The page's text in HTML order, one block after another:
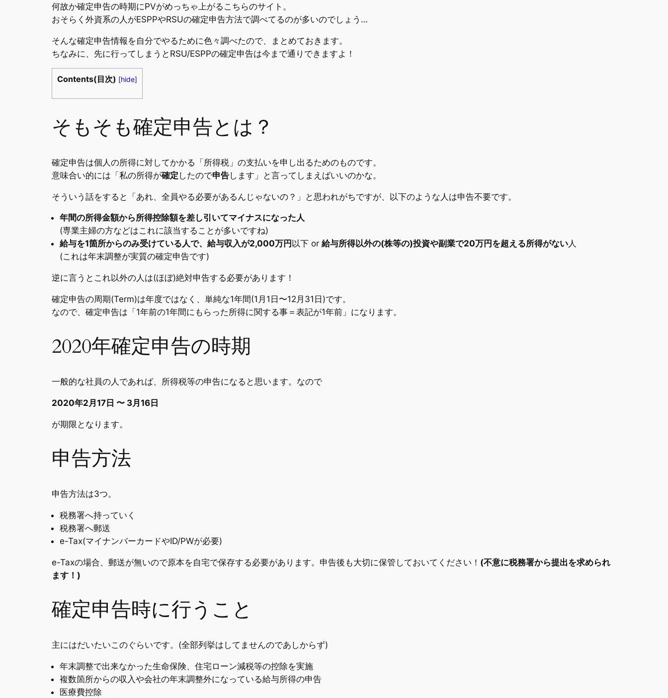
何故か確定申告の時期にPVがめっちゃ上がるこちらのサイト。
おそらく外資系の人がESPPやRSUの確定申告方法で調べてるのが多いのでしょう…
そんな確定申告情報を自分でやるために色々調べたので、まとめておきます。
ちなみに、先に行ってしまうとRSU/ESPPの確定申告は今まで通りできますよ！
Contents(目次) [hide]
そもそも確定申告とは？
確定申告は個人の所得に対してかかる「所得税」の支払いを申し出るためのものです。
意味合い的には「私の所得が確定 したので申告します」と言ってしまえばいいのかな。
そういう話をすると「あれ、全員やる必要があるんじゃないの？」と思われがちですが、以下のような人は申告不要です。
年間の所得金額から所得控除額を差し引いてマイナスになった人
(専業主婦の方などはこれに該当することが多いですね)
給与を1箇所からのみ受けている人で、給与収入が2,000万円 以下 or 給与所得以外の(株等の)投資や副業で20万円を超える所得がない人
(これは年末調整が実質の確定申告です)
逆に言うとこれ以外の人は(ほぼ)絶対申告する必要があります！
確定申告の周期(Term)は年度ではなく、単純な1年間(1月1日〜12月31日)です。
なので、確定申告は「1年前の1年間にもらった所得に関する事＝表記が1年前」になります。
2020年確定申告の時期
一般的な社員の人であれば、所得税等の申告になると思います。なので
2020年2月17日 〜 3月16日
が期限となります。
申告方法
申告方法は3つ。
税務署へ持っていく
税務署へ郵送
e-Tax(マイナンバーカードやID/PWが必要)
e-Taxの場合、郵送が無いので原本を自宅で保存する必要があります。申告後も大切に保管しておいてください！ (不意に税務署から提出を求められ
ます！)
確定申告時に行うこと
主にはだいたいこのぐらいです。(全部列挙はしてませんのであしからず)
年末調整で出来なかった生命保険、住宅ローン減税等の控除を実施
複数箇所からの収入や会社の年末調整外になっている給与所得の申告
医療費控除